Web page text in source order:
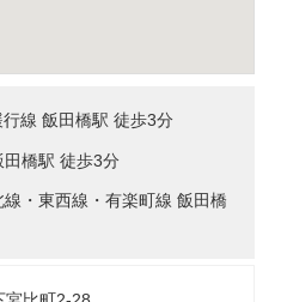
線 飯田橋駅 徒歩3分
橋駅 徒歩3分
・東西線・有楽町線 飯田橋